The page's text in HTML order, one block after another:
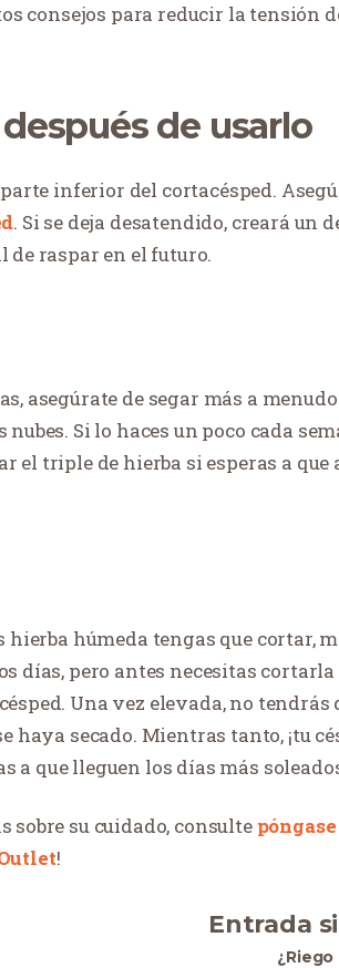
consejos para reducir la tensión
de usarlo
inferior del cortacésped.
. Si se deja desatendido, creará un
raspar en el futuro.
asegúrate de segar más a
Si lo haces un poco cada
el triple de hierba si esperas a que
húmeda tengas que cortar,
días, pero antes necesitas
Una vez elevada, no tendrás
secado. Mientras tanto, ¡tu
a que lleguen los días más
sobre su cuidado, consulte
!
Entrada